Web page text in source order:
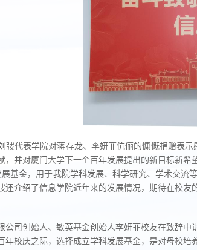
弢代表学院对蒋存龙、李妍菲伉俪的慷慨捐赠表
，并对厦门大学下一个百年发展提出的新目标新
基金，用于我院学科发展、科学研究、学术交
还介绍了信息学院近年来的发展情况，期待在校友
公司创始人、敏英基金创始人李妍菲校友在致辞
年校庆之际，选择成立学科发展基金，是对母校